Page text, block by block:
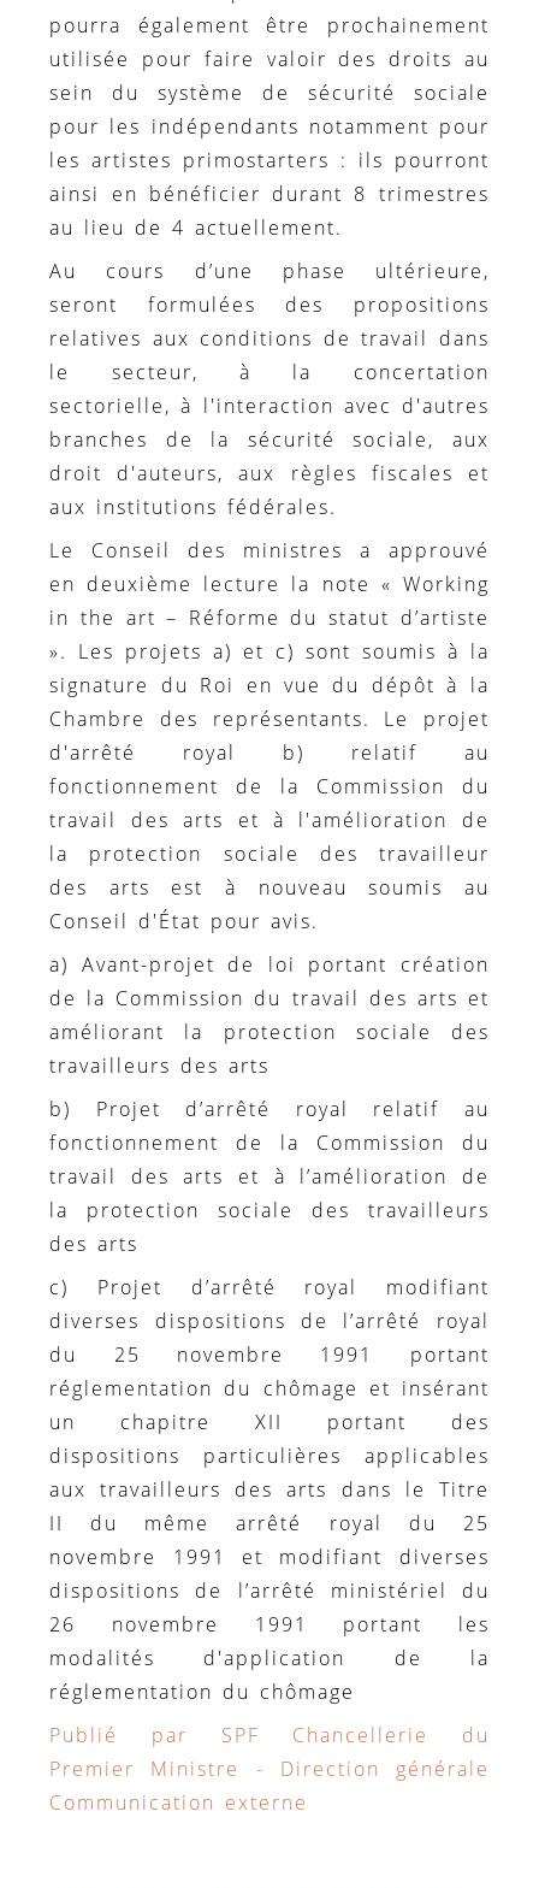
pourra également être prochainement
utilisée pour faire valoir des droits au
sein du système de sécurité sociale
pour les indépendants notamment pour
les artistes primostarters : ils pourront
ainsi en bénéficier durant 8 trimestres
au lieu de 4 actuellement.
Au cours d’une phase ultérieure,
seront formulées des propositions
relatives aux conditions de travail dans
le secteur, à la concertation
sectorielle, à l'interaction avec d'autres
branches de la sécurité sociale, aux
droit d'auteurs, aux règles fiscales et
aux institutions fédérales.
Le Conseil des ministres a approuvé
en deuxième lecture la note « Working
in the art – Réforme du statut d’artiste
». Les projets a) et c) sont soumis à la
signature du Roi en vue du dépôt à la
Chambre des représentants. Le projet
d'arrêté royal b) relatif au
fonctionnement de la Commission du
travail des arts et à l'amélioration de
la protection sociale des travailleur
des arts est à nouveau soumis au
Conseil d'État pour avis.
a) Avant-projet de loi portant création
de la Commission du travail des arts et
améliorant la protection sociale des
travailleurs des arts
b) Projet d’arrêté royal relatif au
fonctionnement de la Commission du
travail des arts et à l’amélioration de
la protection sociale des travailleurs
des arts
c) Projet d’arrêté royal modifiant
diverses dispositions de l’arrêté royal
du 25 novembre 1991 portant
réglementation du chômage et insérant
un chapitre XII portant des
dispositions particulières applicables
aux travailleurs des arts dans le Titre
II du même arrêté royal du 25
novembre 1991 et modifiant diverses
dispositions de l’arrêté ministériel du
26 novembre 1991 portant les
modalités d'application de la
réglementation du chômage
Publié par SPF Chancellerie du
Premier Ministre - Direction générale
Communication externe